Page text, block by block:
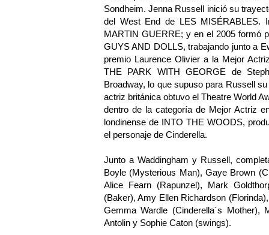
Sondheim. Jenna Russell inició su
del West End de LES MISÉRABLES.
MARTIN GUERRE; y en el 2005 formó
GUYS AND DOLLS, trabajando junto a
premio Laurence Olivier a la Mejor
THE PARK WITH GEORGE de
Broadway, lo que supuso para Russell
actriz británica obtuvo el Theatre World
dentro de la categoría de Mejor Actriz
londinense de INTO THE WOODS,
el personaje de Cinderella.
Junto a Waddingham y Russell,
Boyle (Mysterious Man), Gaye Brown
Alice Fearn (Rapunzel), Mark
(Baker), Amy Ellen Richardson
Gemma Wardle (Cinderella´s
Antolin y Sophie Caton (swings).